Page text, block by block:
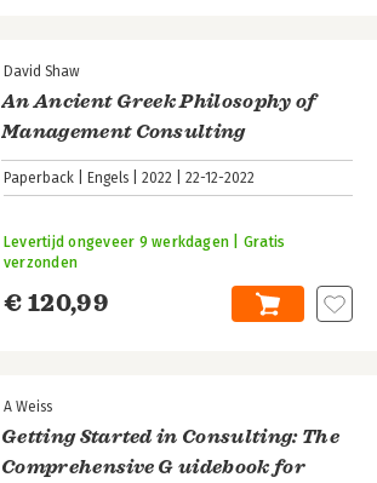
David Shaw
An Ancient Greek Philosophy of
Management Consulting
Paperback Engels 2022 22-12-2022
€ 120,99
Levertijd ongeveer 9 werkdagen | Gratis
verzonden
A Weiss
Getting Started in Consulting: The
Comprehensive G uidebook for